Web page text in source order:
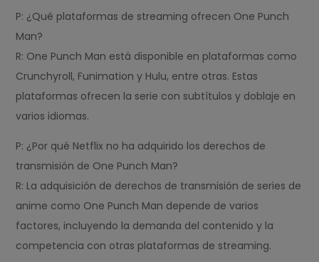
P: ¿Qué plataformas de streaming ofrecen One Punch
Man?
R: One Punch Man está disponible en plataformas como
Crunchyroll, Funimation y Hulu, entre otras. Estas
plataformas ofrecen la serie con subtítulos y doblaje en
varios idiomas.
P: ¿Por qué Netflix no ha adquirido los derechos de
transmisión de One Punch Man?
R: La adquisición de derechos de transmisión de series de
anime como One Punch Man depende de varios
factores, incluyendo la demanda del contenido y la
competencia con otras plataformas de streaming.